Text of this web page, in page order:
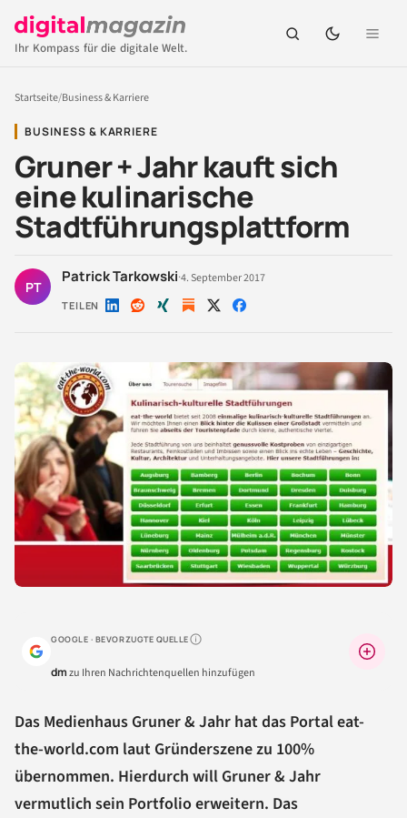
Ihr Kompass für die digitale Welt.
Startseite/Business & Karriere
BUSINESS & KARRIERE
Gruner + Jahr kauft sich
eine kulinarische
Stadtführungsplattform
PT
Patrick Tarkowski·4. September 2017
TEILEN Auf Auf Auf Auf Auf
GOOGLE · BEVORZUGTE QUELLEWarum lohnt sich das?
dmzu Ihren Nachrichtenquellen hinzufügen
Das Medienhaus Gruner & Jahr hat das Portal eat-
the-world.com laut Gründerszene zu 100%
übernommen. Hierdurch will Gruner & Jahr
vermutlich sein Portfolio erweitern. Das